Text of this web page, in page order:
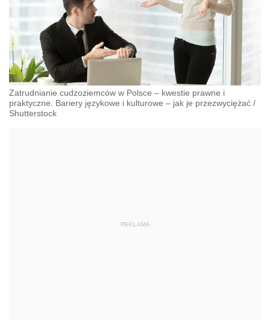
Zatrudnianie cudzoziemców w Polsce – kwestie prawne i
praktyczne. Bariery językowe i kulturowe – jak je przezwyciężać /
Shutterstock